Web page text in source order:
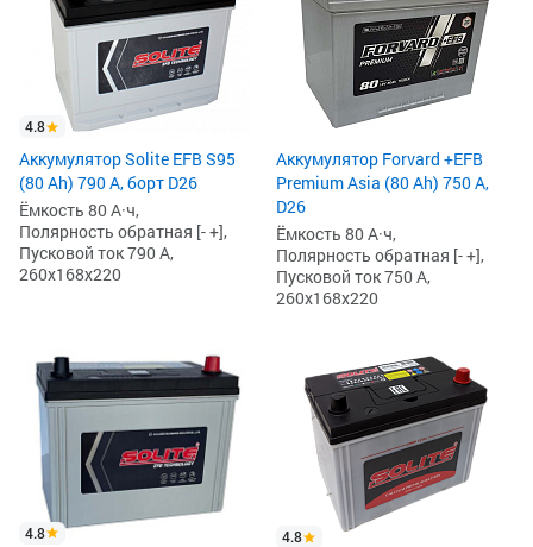
4.8
Аккумулятор Solite EFB S95
(80 Ah) 790 А, борт D26
Ёмкость 80 А·ч,
Полярность обратная [- +],
Пусковой ток 790 А,
260x168x220
Аккумулятор Forvard +EFB
Premium Asia (80 Ah) 750 А,
D26
Ёмкость 80 А·ч,
Полярность обратная [- +],
Пусковой ток 750 А,
260x168x220
4.8 4.8